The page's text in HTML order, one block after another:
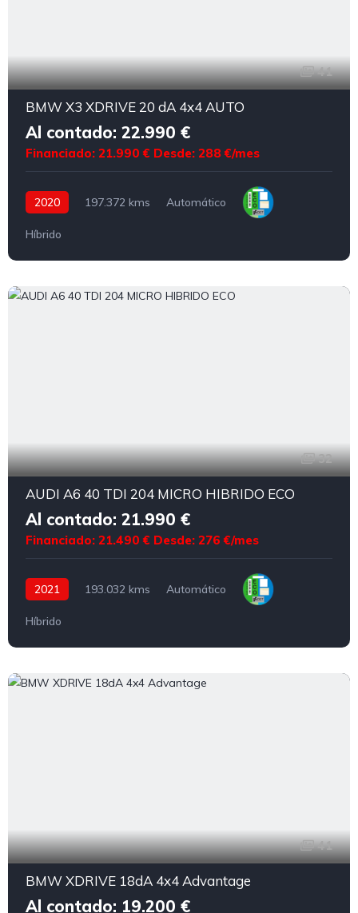
41
BMW X3 XDRIVE 20 dA 4x4 AUTO
Al contado: 22.990 €
Financiado: 21.990 € Desde: 288 €/mes
2020 197.372 kms Automático
Híbrido
32
AUDI A6 40 TDI 204 MICRO HIBRIDO ECO
Al contado: 21.990 €
Financiado: 21.490 € Desde: 276 €/mes
2021 193.032 kms Automático
Híbrido
41
BMW XDRIVE 18dA 4x4 Advantage
Al contado: 19.200 €